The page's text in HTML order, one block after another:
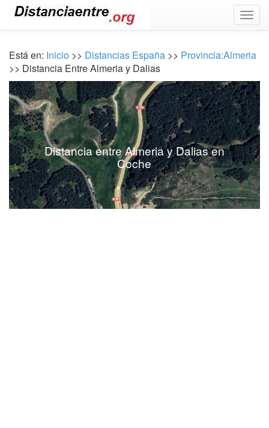
Está en: Inicio >> Distancias España >> Provincia:Almeria
>> Distancia Entre Almeria y Dalias
Distancia entre Almeria y Dalias en
Coche